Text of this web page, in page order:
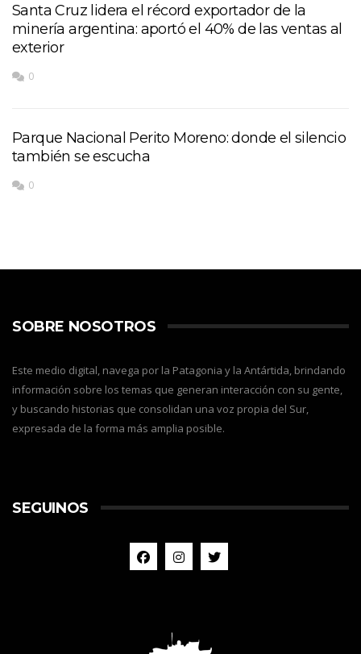
Santa Cruz lidera el récord exportador de la
minería argentina: aportó el 40% de las ventas al
exterior
0
Parque Nacional Perito Moreno: donde el silencio
también se escucha
0
SOBRE NOSOTROS
Este medio digital, navega por la Patagonia y la Antártida, brindando
información sobre los temas que generan interacción con su gente,
y buscando historias que consolidan una voz propia del Sur,
expresada de la forma más amplia posible.
SEGUINOS